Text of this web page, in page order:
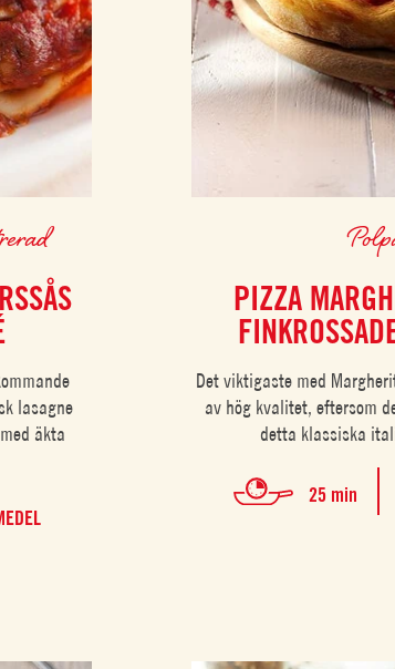
lasagne
äkta
PIZZA
Det viktigaste med
av hög kvalitet, eftersom
detta klassiska
25 min